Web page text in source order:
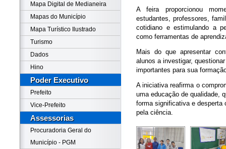
Mapa Digital de Medianeira
Mapas do Município
Mapa Turístico Ilustrado
Turismo
Dados
Hino
Poder Executivo
Prefeito
Vice-Prefeito
Assessorias
Procuradoria Geral do
Município - PGM
A feira proporcionou
estudantes, professores,
cotidiano e estimulando a
como ferramentas de
Mais do que apresentar
alunos a investigar,
importantes para sua
A iniciativa reafirma o
uma educação de qualidade,
forma significativa e desperta
pela ciência.